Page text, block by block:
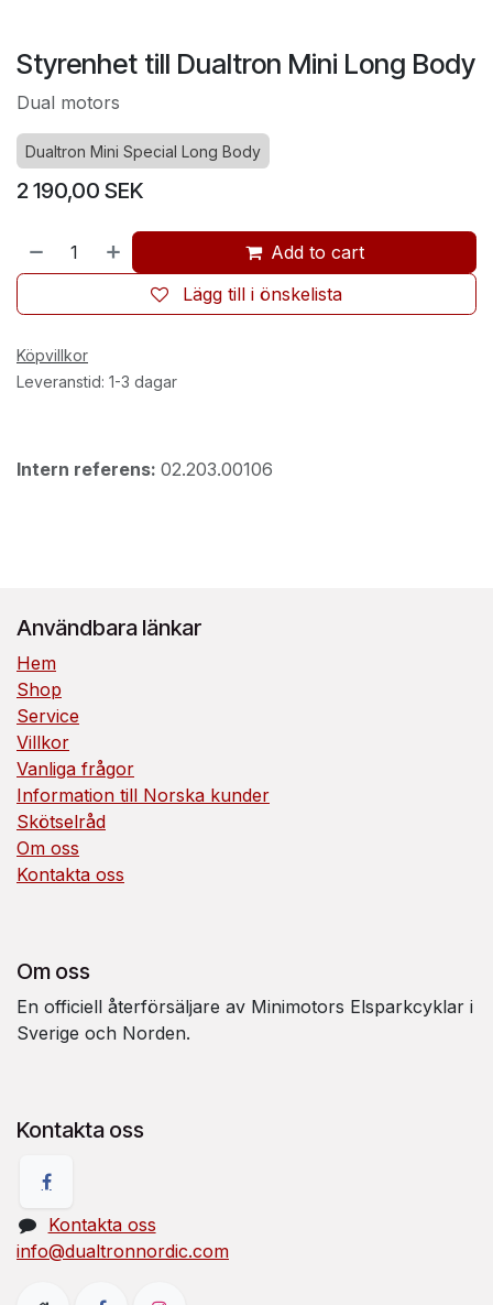
Styrenhet till Dualtron Mini Long Body
Dual motors
Dualtron Mini Special Long Body
2 190,00 SEK
Add to cart
Lägg till i önskelista
Köpvillkor
Leveranstid: 1-3 dagar
Intern referens: 02.203.00106
Användbara länkar
Hem
Shop
Service
Villkor
Vanliga frågor
Information till Norska kunder
Skötselråd
Om oss
Kontakta oss
Om oss
En officiell återförsäljare av Minimotors Elsparkcyklar i
Sverige och Norden.
Kontakta oss
Kontakta oss
info@dualtronnordic.com